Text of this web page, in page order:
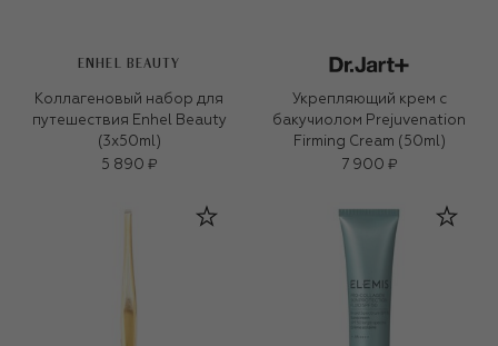
ENHEL BEAUTY
Коллагеновый набор для
путешествия Enhel Beauty
(3x50ml)
5 890 ₽
Укрепляющий крем с
бакучиолом Prejuvenation
Firming Cream (50ml)
7 900 ₽